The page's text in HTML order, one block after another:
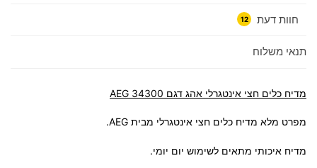
חוות דעת 12
תנאי משלוח
מדיח כלים חצי אינטגרלי אהג דגם 34300 AEG
מפרט מלא מדיח כלים חצי אינטגרלי מבית AEG.
מדיח איכותי מתאים לשימוש יום יומי.